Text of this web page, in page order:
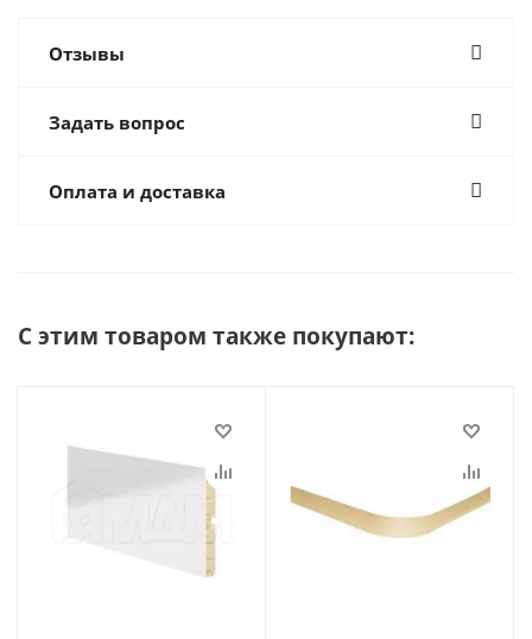
Отзывы
Задать вопрос
Оплата и доставка
С этим товаром также покупают: